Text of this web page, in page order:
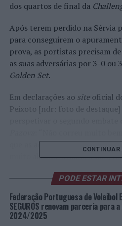
dos quartos de final da
Após terem perdido na Sérvia
para conseguirem o
prova, as portistas precisam
as suas adversárias por 3-0 ou
Golden Set.
Em declarações ao siteoficial
Peixoto [ndr: foto de
que as adversárias jogaram no
muito abaixo. Mesmo, assim,
força dos nossos adeptos e
temos toda a capacidade de
este pode ser um fator muito
a jogadora, “na Sérvia, o
CONTINUAR
PODE ESTAR
Federação Portuguesa de Voleibol
SEGUROS renovam parceria para
2024/2025